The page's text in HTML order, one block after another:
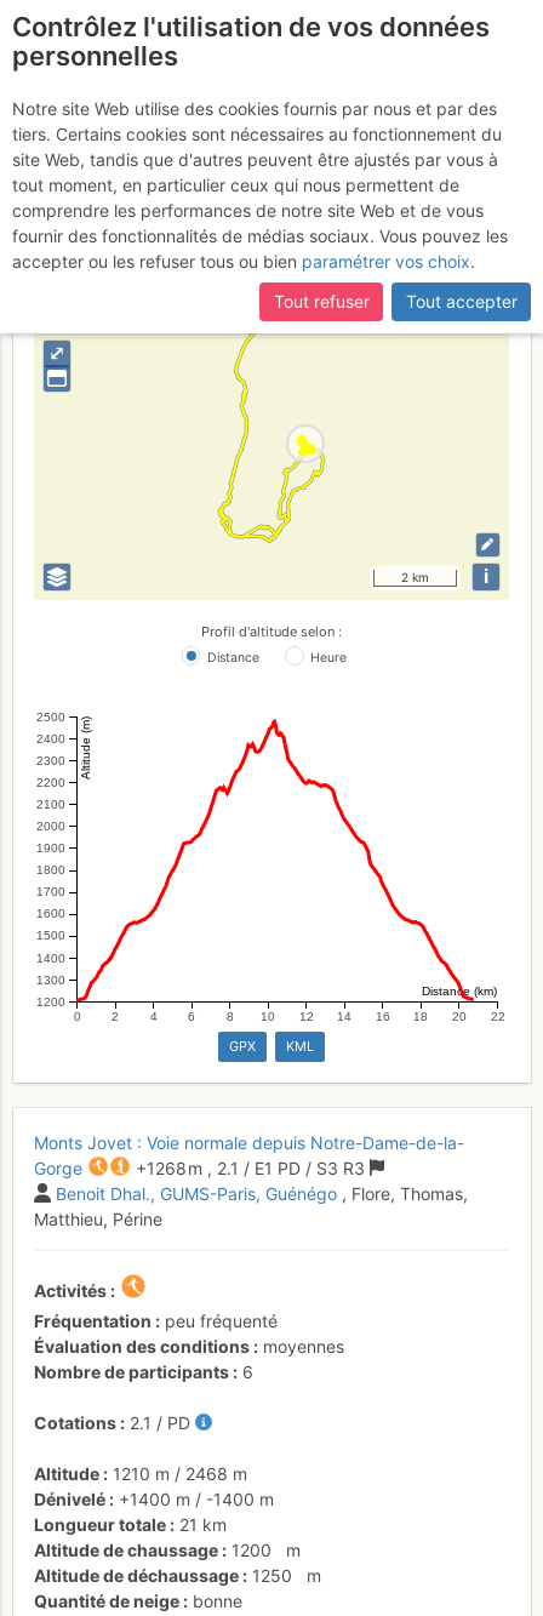
Monts Jovet : voie
normale en AR
Samedi 21 mars 2026
France Haute-Savoie Beaufortain Mont-Blanc
⤢
2 km i
Profil d'altitude selon :
Distance Heure
1200
1300
1400
1500
1600
1700
1800
1900
2000
2100
2200
2300
2400
2500 Altitude (m)
0 2 4 6 8 10 12 14 16 18 20 22
Distance (km)
GPX KML
Monts Jovet : Voie normale depuis Notre-Dame-de-la-
Gorge
+1268 m , 2.1 / E1 PD / S3 R3
Benoit Dhal. GUMS-Paris Guénégo , Flore, Thomas,
Matthieu, Périne
Activités
Fréquentation
peu fréquenté
Évaluation des conditions
moyennes
Nombre de participants
6
Cotations 2.1 / PD
Altitude 1210 m / 2468 m
Dénivelé
+1400 m / -1400 m
Longueur totale
21 km
Altitude de chaussage
1200
m
Altitude de déchaussage
1250
m
Quantité de neige
bonne
Contrôlez l'utilisation de vos données
personnelles
Notre site Web utilise des cookies fournis par nous et par des
tiers. Certains cookies sont nécessaires au fonctionnement du
site Web, tandis que d'autres peuvent être ajustés par vous à
tout moment, en particulier ceux qui nous permettent de
comprendre les performances de notre site Web et de vous
fournir des fonctionnalités de médias sociaux. Vous pouvez les
accepter ou les refuser tous ou bien paramétrer vos choix.
Tout refuser
Tout accepter